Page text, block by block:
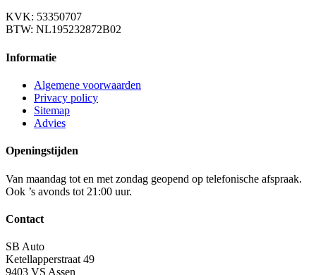
KVK: 53350707
BTW: NL195232872B02
Informatie
Algemene voorwaarden
Privacy policy
Sitemap
Advies
Openingstijden
Van maandag tot en met zondag geopend op telefonische afspraak.
Ook ’s avonds tot 21:00 uur.
Contact
SB Auto
Ketellapperstraat 49
9403 VS Assen